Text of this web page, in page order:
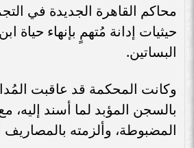
محاكم القاهرة الجديدة في
‏حيثيات إدانة مُتهمٍ بإنهاء حياة
البساتين. ‏
وكانت المحكمة قد عاقبت
بالسجن المؤبد لما أسند إليه،
‏المضبوطة، وألزمته ‏بالمصاريف